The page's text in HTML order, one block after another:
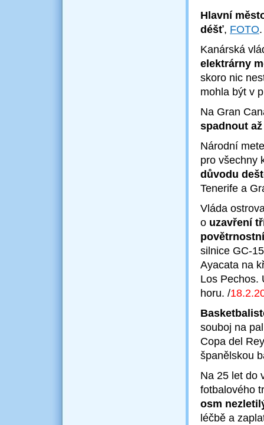
Hlavní
déšť, FOTO
Kanárská
elektrárny
skoro nic
mohla být v
Na Gran
spadnout
Národní
pro všechny
důvodu
Tenerife a
Vláda
o uzavření
silnice GC-
Ayacata na
Los Pechos.
horu. /18.2
souboj na
Copa del
španělskou
Na 25 let do
fotbalového
osm
léčbě a